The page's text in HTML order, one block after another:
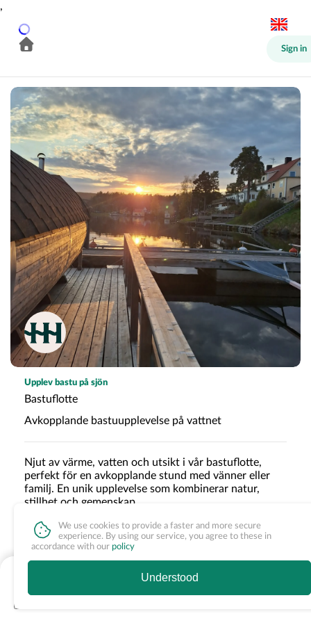
Sign in
Upplev bastu på sjön
Bastuflotte
Avkopplande bastuupplevelse på vattnet
Njut av värme, vatten och utsikt i vår bastuflotte,
perfekt för en avkopplande stund med vänner eller
familj. En unik upplevelse som kombinerar natur,
stillhet och gemenskap.
Om upplevelsen
Ni får egen tillgång till bastuflotten under bokad tid. Flotten
We use cookies to provide a faster and more secure
experience. By using our service, you agree to these in
accordance with our policy
Understood
,